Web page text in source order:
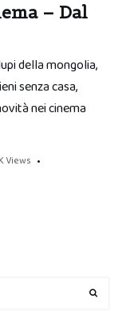
– Dal
della mongolia,
senza casa,
nei cinema
Views